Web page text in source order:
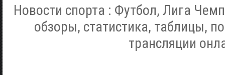
Новости спорта : Футбол, Лига
обзоры, статистика, таблицы,
трансляции